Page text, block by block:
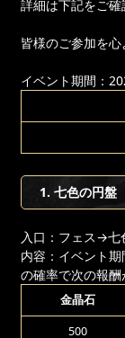
詳細は下記をご
皆様のご参加を
イベント期間：
1. 七色の円盤
入口：フェス→七
内容：イベント
の確率で次の報
金晶石
500